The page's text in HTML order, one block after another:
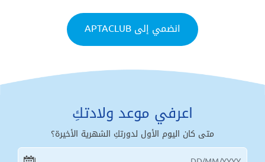
انضمي إلى APTACLUB
اعرفي موعد ولادتكِ
متى كان اليوم الأول لدورتكِ الشهرية الأخيرة؟